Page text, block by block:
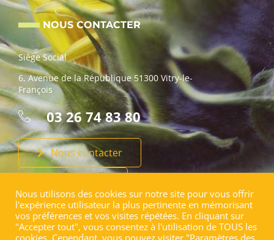
NOUS CONTACTER
Siège Social
6, Avenue de la République 51300 Vitry-le-
François
03 26 74 83 80
Nous contacter
Nous utilisons des cookies sur notre site pour vous offrir
l'expérience utilisateur la plus pertinente en mémorisant
vos préférences et vos visites répétées. En cliquant sur
"Accepter tout", vous consentez à l'utilisation de TOUS les
cookies. Cependant, vous pouvez visiter "Paramètres des